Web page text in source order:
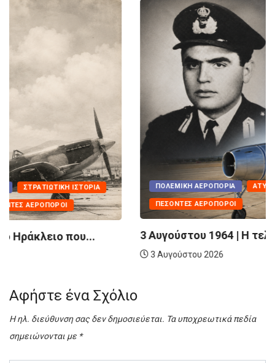
ΠΟΛΕΜΙΚΉ ΑΕΡΟΠΟΡΊΑ ΑΤΥΧΉΜΑΤΑ - ΣΥΜΒΆΝΤΑ
ΠΕΣΌΝΤΕΣ ΑΕΡΟΠΌΡΟΙ
3 Αυγούστου 1964 | Η τελευταία πτήση...
Αφήστε ένα Σχόλιο
Η ηλ. διεύθυνση σας δεν δημοσιεύεται. Τα υποχρεωτικά πεδία
σημειώνονται με *